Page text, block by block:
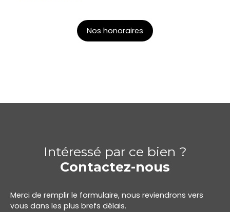
Nos honoraires
Intéressé par ce bien ?
Contactez-nous
Merci de remplir le formulaire, nous reviendrons vers
vous dans les plus brefs délais.